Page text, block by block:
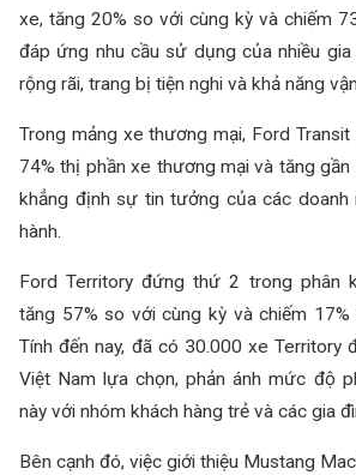
xe, tăng 20% so với cùng kỳ và chiếm
đáp ứng nhu cầu sử dụng của nhiều
rộng rãi, trang bị tiện nghi và khả năng
Trong mảng xe thương mại, Ford
74% thị phần xe thương mại và tăng gần
khẳng định sự tin tưởng của các doanh
hành.
Ford Territory đứng thứ 2 trong phân
tăng 57% so với cùng kỳ và chiếm 17%
Tính đến nay, đã có 30.000 xe Territory
Việt Nam lựa chọn, phản ánh mức độ
này với nhóm khách hàng trẻ và các gia
Bên cạnh đó, việc giới thiệu Mustang